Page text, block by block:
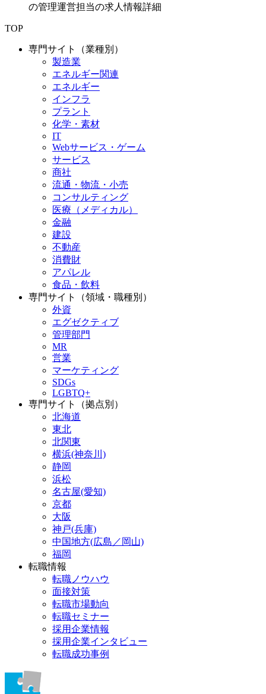
の管理運営担当の求人情報詳細
TOP
専門サイト（業種別）
製造業
エネルギー関連
エネルギー
インフラ
プラント
化学・素材
IT
Webサービス・ゲーム
サービス
商社
流通・物流・小売
コンサルティング
医療（メディカル）
金融
建設
不動産
消費財
アパレル
食品・飲料
専門サイト（領域・職種別）
外資
エグゼクティブ
管理部門
MR
営業
マーケティング
SDGs
LGBTQ+
専門サイト（拠点別）
北海道
東北
北関東
横浜(神奈川)
静岡
浜松
名古屋(愛知)
京都
大阪
神戸(兵庫)
中国地方(広島／岡山)
福岡
転職情報
転職ノウハウ
面接対策
転職市場動向
転職セミナー
採用企業情報
採用企業インタビュー
転職成功事例